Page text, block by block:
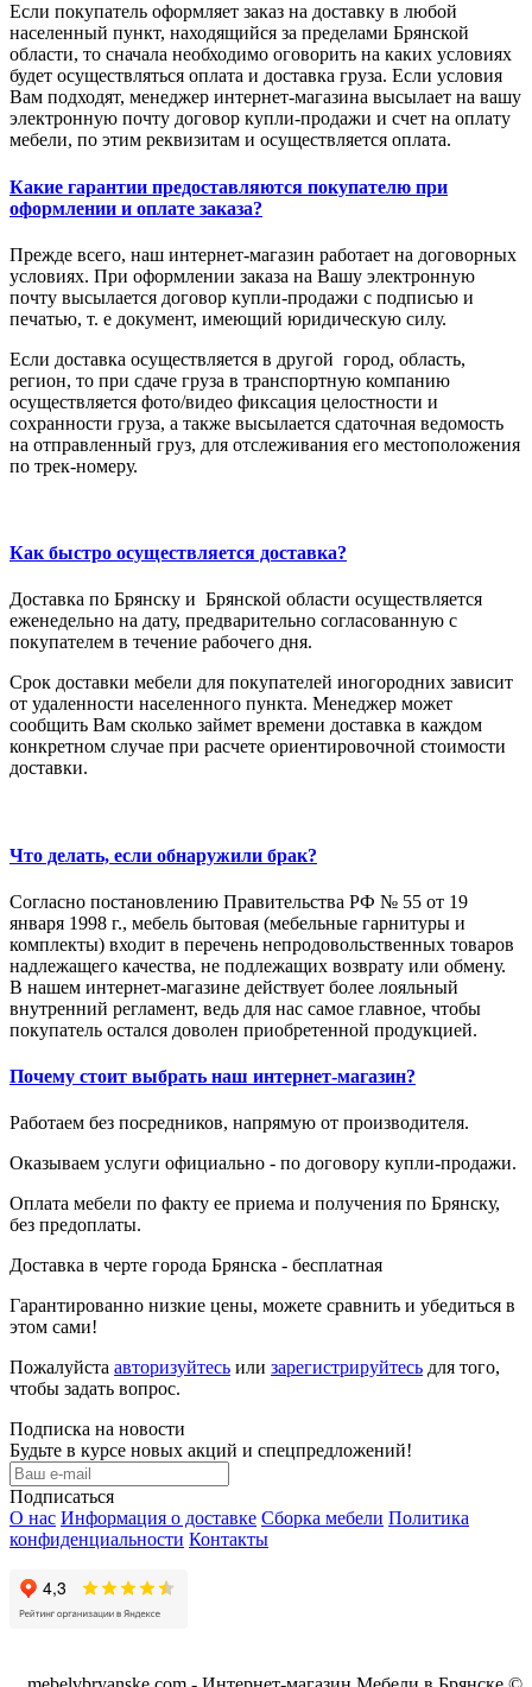
Если покупатель оформляет заказ на доставку в любой
населенный пункт, находящийся за пределами Брянской
области, то сначала необходимо оговорить на каких условиях
будет осуществляться оплата и доставка груза. Если условия
Вам подходят, менеджер интернет-магазина высылает на вашу
электронную почту договор купли-продажи и счет на оплату
мебели, по этим реквизитам и осуществляется оплата.
Какие гарантии предоставляются покупателю при
оформлении и оплате заказа?
Прежде всего, наш интернет-магазин работает на договорных
условиях. При оформлении заказа на Вашу электронную
почту высылается договор купли-продажи с подписью и
печатью, т. е документ, имеющий юридическую силу.
Если доставка осуществляется в другой город, область,
регион, то при сдаче груза в транспортную компанию
осуществляется фото/видео фиксация целостности и
сохранности груза, а также высылается сдаточная ведомость
на отправленный груз, для отслеживания его местоположения
по трек-номеру.
Как быстро осуществляется доставка?
Доставка по Брянску и Брянской области осуществляется
еженедельно на дату, предварительно согласованную с
покупателем в течение рабочего дня.
Срок доставки мебели для покупателей иногородних зависит
от удаленности населенного пункта. Менеджер может
сообщить Вам сколько займет времени доставка в каждом
конкретном случае при расчете ориентировочной стоимости
доставки.
Что делать, если обнаружили брак?
Согласно постановлению Правительства РФ № 55 от 19
января 1998 г., мебель бытовая (мебельные гарнитуры и
комплекты) входит в перечень непродовольственных товаров
надлежащего качества, не подлежащих возврату или обмену.
В нашем интернет-магазине действует более лояльный
внутренний регламент, ведь для нас самое главное, чтобы
покупатель остался доволен приобретенной продукцией.
Почему стоит выбрать наш интернет-магазин?
Работаем без посредников, напрямую от производителя.
Оказываем услуги официально - по договору купли-продажи.
Оплата мебели по факту ее приема и получения по Брянску,
без предоплаты.
Доставка в черте города Брянска - бесплатная
Гарантированно низкие цены, можете сравнить и убедиться в
этом сами!
Пожалуйста авторизуйтесь или зарегистрируйтесь для того,
чтобы задать вопрос.
Подписка на новости
Будьте в курсе новых акций и спецпредложений!
Подписаться
О нас Информация о доставке Сборка мебели Политика
конфиденциальности Контакты